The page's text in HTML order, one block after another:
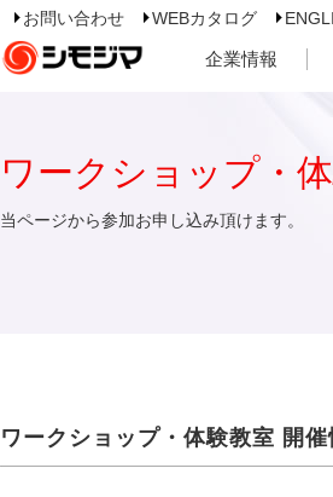
お問い合わせ WEBカタログ
企業情報
ワークショップ・
当ページから参加お申し込み頂けます。
ワークショップ・体験教室 開催